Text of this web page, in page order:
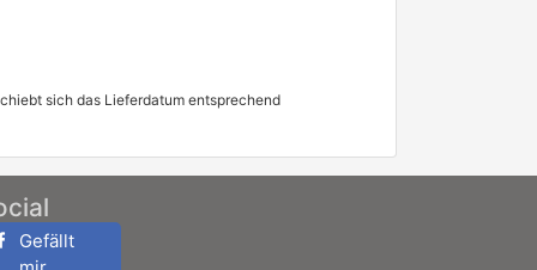
sich das Lieferdatum entsprechend
Gefällt